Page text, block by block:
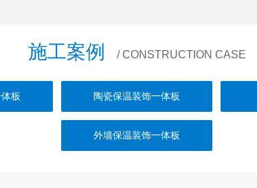
施工案例 / CONSTRUCTION CASE
板 陶瓷保温装饰一体板
外墙保温装饰一体板